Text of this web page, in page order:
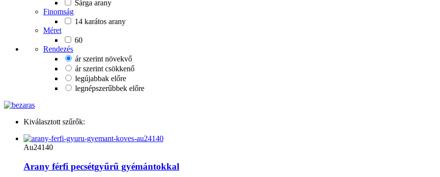
Sárga arany
Finomság
14 karátos arany
Méret
60
Rendezés
ár szerint növekvő
ár szerint csökkenő
legújabbak előre
legnépszerűbbek előre
Kiválasztott szűrők:
Au24140
Arany férfi pecsétgyűrű gyémántokkal